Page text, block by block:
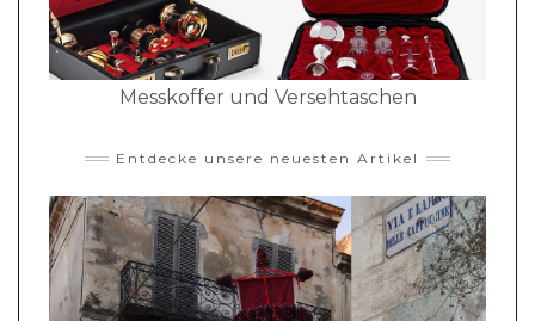
Messkoffer und Versehtaschen
Entdecke unsere neuesten Artikel